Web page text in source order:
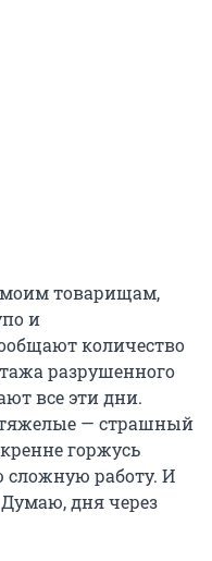
моим товарищам,
и
количество
разрушенного
все эти дни.
— страшный
горжусь
работу. И
дня через